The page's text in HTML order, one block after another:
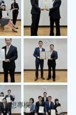
思想專欄